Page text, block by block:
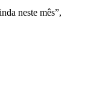
neste mês”,